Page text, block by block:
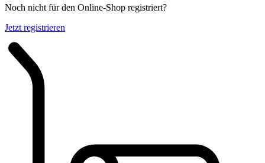
Noch nicht für den Online-Shop registriert?
Jetzt registrieren